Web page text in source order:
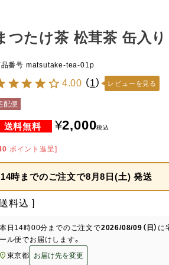
つたけ茶 松茸茶 缶入
番号 matsutake-tea-01p
4.00 （1） レビューを見る
配便
¥2,000税込
ポイント進呈]
14時までのご注文で8月8日(土) 発送
料込
日 14時00分 までのご注文で2026/08/09（日） に
ル便でお届けします。
東京都
お届け先を変更